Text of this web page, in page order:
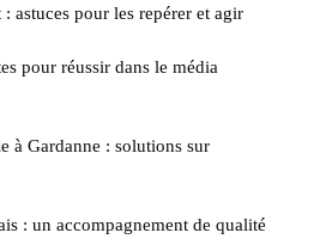
astuces pour les repérer et agir
pour réussir dans le média
à Gardanne : solutions sur
: un accompagnement de qualité